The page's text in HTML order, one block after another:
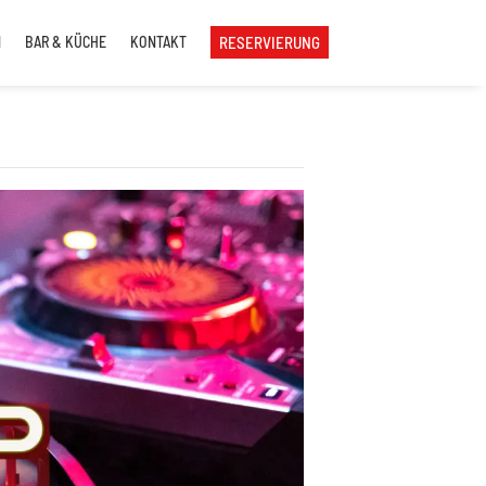
BAR & KÜCHE KONTAKT RESERVIERUNG